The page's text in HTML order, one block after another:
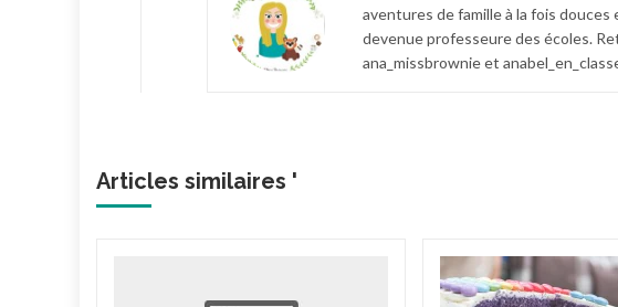
aventures de famille à la fois
devenue professeure des écoles.
ana_missbrownie et
Articles similaires '